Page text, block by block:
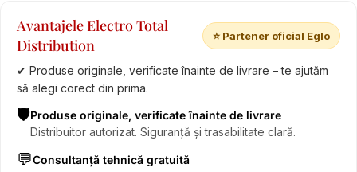
Avantajele Electro Total
Distribution
⭐ Partener oficial Eglo
✔ Produse originale, verificate înainte de livrare – te ajutăm
să alegi corect din prima.
🛡️Produse originale, verificate înainte de livrare
Distribuitor autorizat. Siguranță și trasabilitate clară.
💬Consultanță tehnică gratuită